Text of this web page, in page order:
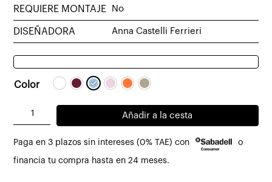
REQUIERE MONTAJE No
DISEÑADORA Anna Castelli Ferrieri
Color
Mueble
Componibili
2
Añadir a la cesta
Paga en 3 plazos sin intereses (0% TAE) con o
financia tu compra hasta en 24 meses.